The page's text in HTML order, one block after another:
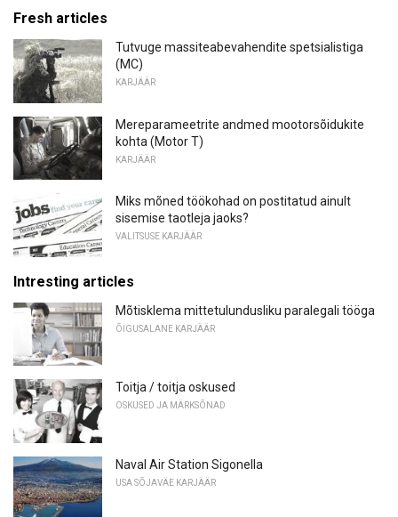
Fresh articles
Tutvuge massiteabevahendite spetsialistiga
(MC)
KARJÄÄR
Mereparameetrite andmed mootorsõidukite
kohta (Motor T)
KARJÄÄR
Miks mõned töökohad on postitatud ainult
sisemise taotleja jaoks?
VALITSUSE KARJÄÄR
Intresting articles
Mõtisklema mittetulundusliku paralegali tööga
ÕIGUSALANE KARJÄÄR
Toitja / toitja oskused
OSKUSED JA MÄRKSÕNAD
Naval Air Station Sigonella
USA SÕJAVÄE KARJÄÄR